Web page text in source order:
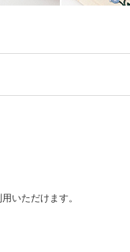
いただけます。